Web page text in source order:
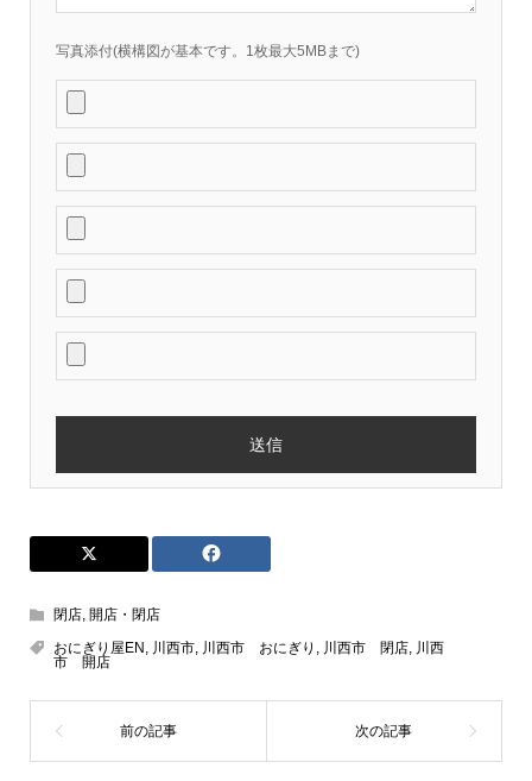
写真添付(横構図が基本です。1枚最大5MBまで)
閉店, 開店・閉店
おにぎり屋EN , 川西市, 川西市 おにぎり , 川西市 閉店, 川西
市 開店